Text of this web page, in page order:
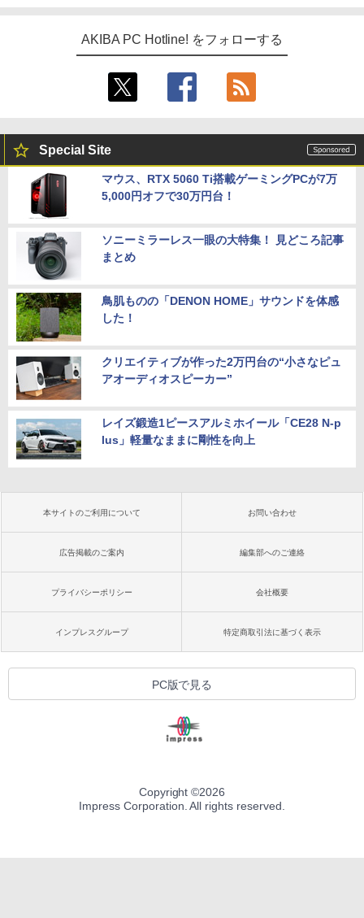
AKIBA PC Hotline! をフォローする
Special Site
マウス、RTX 5060 Ti搭載ゲーミングPCが7万
5,000円オフで30万円台！
ソニーミラーレス一眼の大特集！ 見どころ記事
まとめ
鳥肌ものの「DENON HOME」サウンドを体感
した！
クリエイティブが作った2万円台の“小さなピュ
アオーディオスピーカー”
レイズ鍛造1ピースアルミホイール「CE28 N-p
lus」軽量なままに剛性を向上
本サイトのご利用について お問い合わせ
広告掲載のご案内 編集部へのご連絡
プライバシーポリシー 会社概要
インプレスグループ 特定商取引法に基づく表示
PC版で見る
Copyright ©2026
Impress Corporation. All rights reserved.